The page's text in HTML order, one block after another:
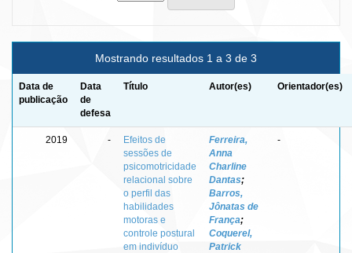
Mostrando resultados 1 a 3 de 3
Data de
publicação
Data
de
defesa
Título Autor(es) Orientador(es)
2019 -
Efeitos de
sessões de
psicomotricidade
relacional sobre
o perfil das
habilidades
motoras e
controle postural
em indivíduo
Ferreira,
Anna
Charline
Dantas;
Barros,
Jônatas de
França;
Coquerel,
Patrick
-